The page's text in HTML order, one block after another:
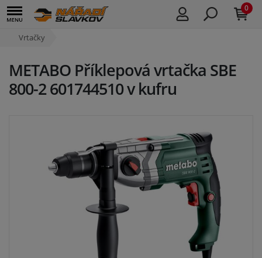
0
Vrtačky
METABO Příklepová vrtačka SBE
800-2 601744510 v kufru